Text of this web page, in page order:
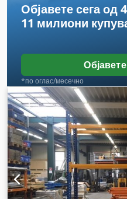
Објавете сега од
11 милиони
*по оглас/месечно